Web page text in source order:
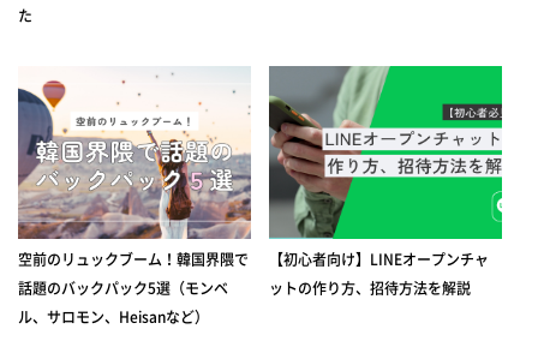
た
空前のリュックブーム！韓国界隈で
話題のバックパック5選（モンベ
ル、サロモン、Heisanなど）
【初心者向け】LINEオープンチャ
ットの作り方、招待方法を解説